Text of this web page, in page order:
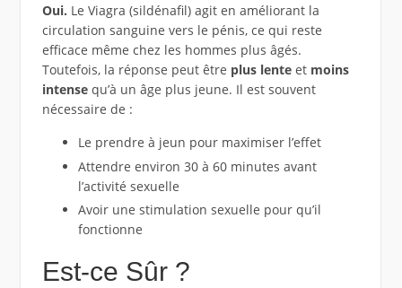
Oui. Le Viagra (sildénafil) agit en améliorant la
circulation sanguine vers le pénis, ce qui reste
efficace même chez les hommes plus âgés.
Toutefois, la réponse peut être plus lenteet moins
intensequ’à un âge plus jeune. Il est souvent
nécessaire de :
Le prendre à jeun pour maximiser l’effet
Attendre environ 30 à 60 minutes avant
l’activité sexuelle
Avoir une stimulation sexuelle pour qu’il
fonctionne
Est-ce Sûr ?